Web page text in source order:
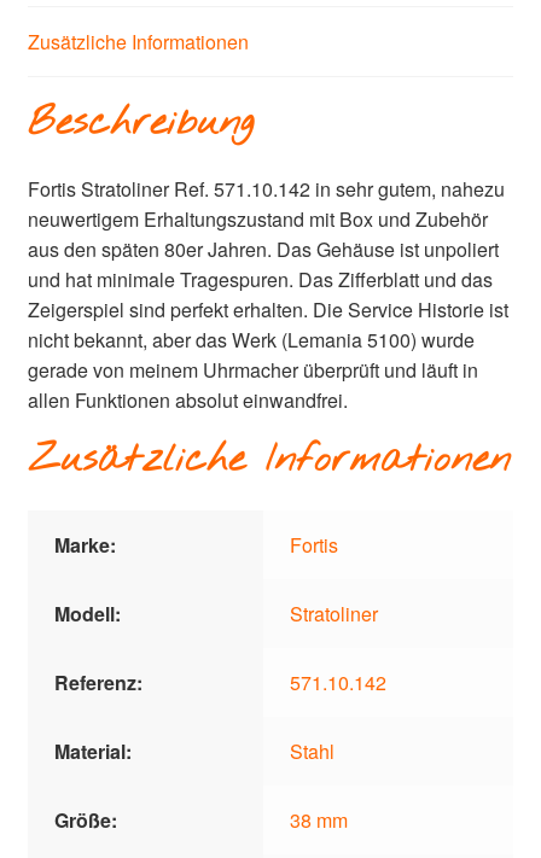
Zusätzliche Informationen
Beschreibung
Fortis Stratoliner Ref. 571.10.142 in sehr gutem, nahezu
neuwertigem Erhaltungszustand mit Box und Zubehör
aus den späten 80er Jahren. Das Gehäuse ist unpoliert
und hat minimale Tragespuren. Das Zifferblatt und das
Zeigerspiel sind perfekt erhalten. Die Service Historie ist
nicht bekannt, aber das Werk (Lemania 5100) wurde
gerade von meinem Uhrmacher überprüft und läuft in
allen Funktionen absolut einwandfrei.
Zusätzliche Informationen
Marke: Fortis
Modell: Stratoliner
Referenz: 571.10.142
Material: Stahl
Größe: 38 mm